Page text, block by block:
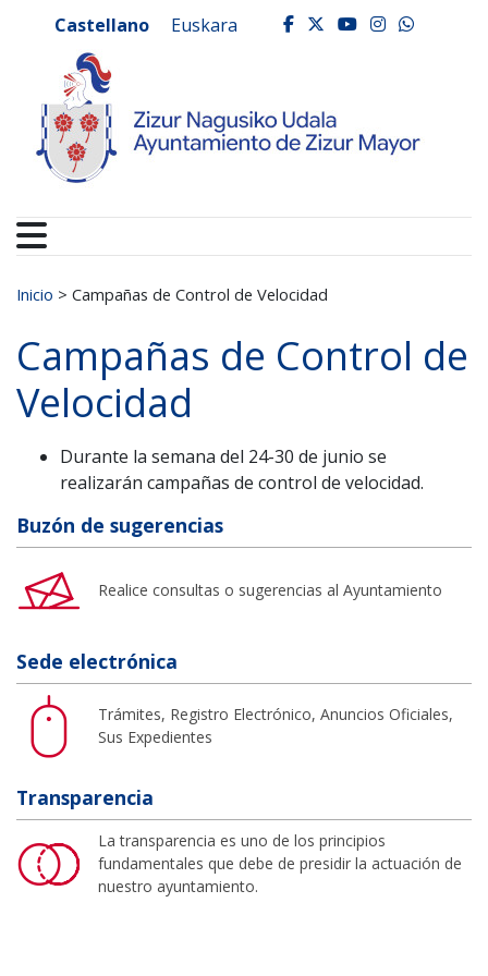
Ayuntamiento de
Castellano Euskara facebook
twitter
youtube
Buscar:
Inicio > Campañas de Control de Velocidad
Campañas de Control de
Velocidad
Durante la semana del 24-30 de junio se
realizarán campañas de control de velocidad.
Buzón de sugerencias
Realice consultas o sugerencias al Ayuntamiento
Sede electrónica
Trámites, Registro Electrónico, Anuncios Oficiales,
Sus Expedientes
Transparencia
La transparencia es uno de los principios
fundamentales que debe de presidir la actuación de
nuestro ayuntamiento.